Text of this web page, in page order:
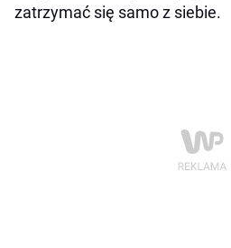
zatrzymać się samo z siebie.